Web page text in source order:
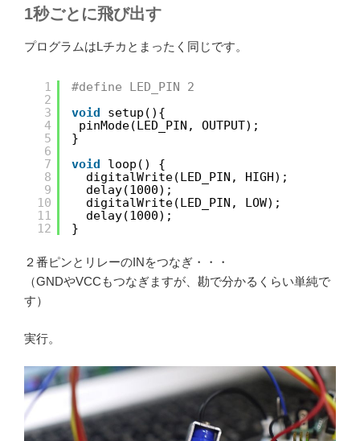
1秒ごとに飛び出す
プログラムはLチカとまったく同じです。
1
2
3
4
5
6
7
8
9
10
11
12
#define LED_PIN 2
void
setup(){
pinMode(LED_PIN, OUTPUT);
}
void
loop() {
digitalWrite(LED_PIN, HIGH);
delay(1000);
digitalWrite(LED_PIN, LOW);
delay(1000);
}
２番ピンとリレーのINをつなぎ・・・
（GNDやVCCもつなぎますが、勘で分かるくらい単純で
す）
実行。